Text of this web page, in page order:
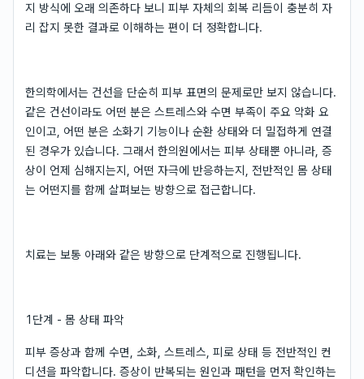
지 방식에 오래 의존하다 보니 피부 자체의 회복 리듬이 충분히 자
리 잡지 못한 결과로 이해하는 편이 더 정확합니다.
한의학에서는 건선을 단순히 피부 표면의 문제로만 보지 않습니다.
같은 건선이라도 어떤 분은 스트레스와 수면 부족이 주요 악화 요
인이고, 어떤 분은 소화기 기능이나 순환 상태와 더 밀접하게 연결
된 경우가 있습니다. 그래서 한의원에서는 피부 상태뿐 아니라, 증
상이 언제 심해지는지, 어떤 자극에 반응하는지, 전반적인 몸 상태
는 어떤지를 함께 살펴보는 방향으로 접근합니다.
치료는 보통 아래와 같은 방향으로 단계적으로 진행됩니다.
1단계 - 몸 상태 파악
피부 증상과 함께 수면, 소화, 스트레스, 피로 상태 등 전반적인 컨
디션을 파악합니다. 증상이 반복되는 원인과 패턴을 먼저 확인하는